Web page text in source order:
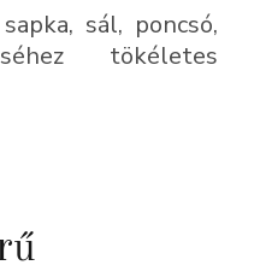
sál, poncsó,
tökéletes